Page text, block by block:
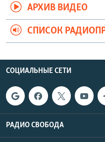
АРХИВ ВИДЕО
СПИСОК
СОЦИАЛЬНЫЕ СЕТИ
РАДИО СВОБОДА